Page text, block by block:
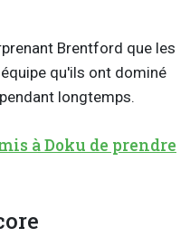
Brentford que les
qu'ils ont dominé
longtemps.
à Doku de prendre